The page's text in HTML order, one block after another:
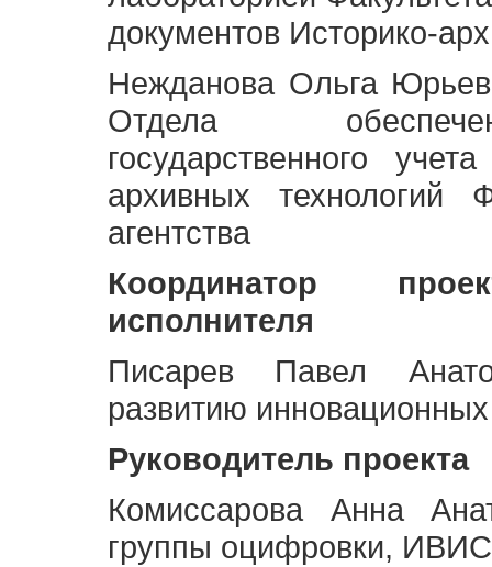
документов Историко-
Нежданова Ольга
Отдела
государственного
архивных технологий
агентства
Координатор
исполнителя
Писарев Павел
развитию
Руководитель проекта
Комиссарова Анна
группы оцифровки, ИВИС